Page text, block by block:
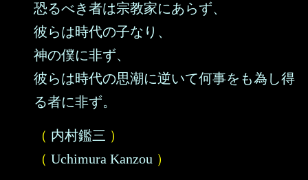
恐るべき者は宗教家にあらず、
彼らは時代の子なり、
神の僕に非ず、
彼らは時代の思潮に逆いて何事をも為し得
る者に非ず。
（ 内村鑑三 ）
（ Uchimura Kanzou ）